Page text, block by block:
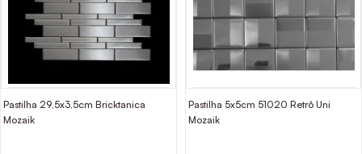
Pastilha 29,5x3,5cm Bricktanica
Mozaik
Pastilha 5x5cm 51020 Retrô Uni
Mozaik